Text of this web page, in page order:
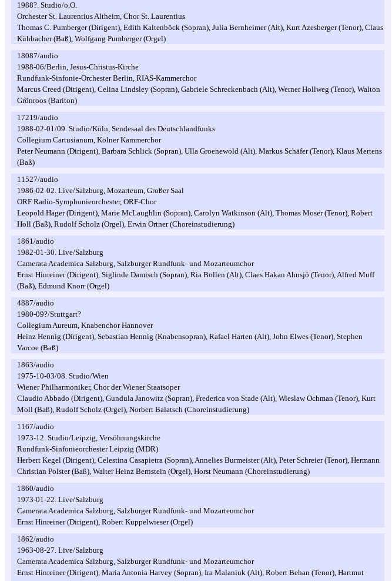
1988?. Studio/o.O.
Orchester St. Laurentius Altheim, Chor St. Laurentius
Thomas C. Pumberger (Dirigent), Edith Kaltenböck (Sopran), Julia Bernheimer (Alt), Kurt Azesberger (Tenor), Claus
Kühbacher (Baß), Wolfgang Pumberger (Orgel)
18087/audio
1988-06/Berlin, Jesus-Christus-Kirche
Rundfunk-Sinfonie-Orchester Berlin, RIAS-Kammerchor
Marcus Creed (Dirigent), Celina Lindsley (Sopran), Gabriele Schreckenbach (Alt), Werner Hollweg (Tenor), Walton
Grönroos (Bariton)
17219/audio
1988-02-01/09. Studio/Köln, Sendesaal des Deutschlandfunks
Collegium Cartusianum, Kölner Kammerchor
Peter Neumann (Dirigent), Barbara Schlick (Sopran), Ulla Groenewold (Alt), Markus Schäfer (Tenor), Klaus Mertens
(Baß)
11527/audio
1986-02-02. Live/Salzburg, Mozarteum, Großer Saal
ORF Radio-Symphonieorchester, ORF-Chor
Leopold Hager (Dirigent), Marie McLaughlin (Sopran), Carolyn Watkinson (Alt), Thomas Moser (Tenor), Robert
Holl (Baß), Rudolf Scholz (Orgel), Erwin Ortner (Choreinstudierung)
1861/audio
1982-01-30. Live/Salzburg
Camerata Academica Salzburg, Salzburger Rundfunk- und Mozarteumchor
Ernst Hinreiner (Dirigent), Siglinde Damisch (Sopran), Ria Bollen (Alt), Claes Hakan Ahnsjö (Tenor), Alfred Muff
(Baß), Edmund Knorr (Orgel)
4887/audio
1980-09?/Stuttgart?
Collegium Aureum, Knabenchor Hannover
Heinz Hennig (Dirigent), Sebastian Hennig (Knabensopran), Rafael Harten (Alt), John Elwes (Tenor), Stephen
Varcoe (Baß)
1863/audio
1975-10-03/08. Studio/Wien
Wiener Philharmoniker, Chor der Wiener Staatsoper
Claudio Abbado (Dirigent), Gundula Janowitz (Sopran), Frederica von Stade (Alt), Wieslaw Ochman (Tenor), Kurt
Moll (Baß), Rudolf Scholz (Orgel), Norbert Balatsch (Choreinstudierung)
1167/audio
1973-12. Studio/Leipzig, Versöhnungskirche
Rundfunk-Sinfonieorchester Leipzig (MDR)
Herbert Kegel (Dirigent), Celestina Casapietra (Sopran), Annelies Burmeister (Alt), Peter Schreier (Tenor), Hermann
Christian Polster (Baß), Walter Heinz Bernstein (Orgel), Horst Neumann (Choreinstudierung)
1860/audio
1973-01-22. Live/Salzburg
Camerata Academica Salzburg, Salzburger Rundfunk- und Mozarteumchor
Ernst Hinreiner (Dirigent), Robert Kuppelwieser (Orgel)
1862/audio
1963-08-27. Live/Salzburg
Camerata Academica Salzburg, Salzburger Rundfunk- und Mozarteumchor
Ernst Hinreiner (Dirigent), Maria Antonia Harvey (Sopran), Ira Malaniuk (Alt), Robert Behan (Tenor), Hartmut